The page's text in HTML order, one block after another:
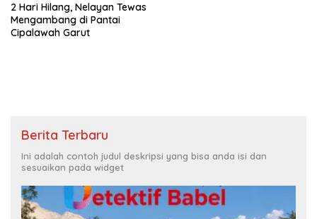
2 Hari Hilang, Nelayan Tewas
Mengambang di Pantai
Cipalawah Garut
Berita Terbaru
Ini adalah contoh judul deskripsi yang bisa anda isi dan
sesuaikan pada widget